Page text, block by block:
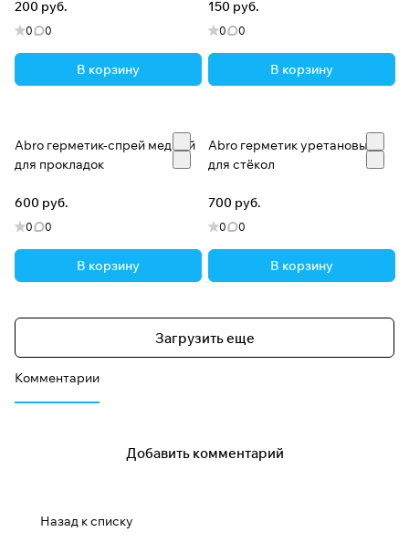
200 руб.
0 0
В корзину
150 руб.
0 0
В корзину
Abro герметик-спрей медный
для прокладок
600 руб.
0 0
В корзину
Abro герметик уретановый
для стёкол
700 руб.
0 0
В корзину
Загрузить еще
Комментарии
Добавить комментарий
Назад к списку